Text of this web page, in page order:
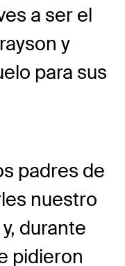
a ser el
y
para sus
padres de
nuestro
durante
pidieron